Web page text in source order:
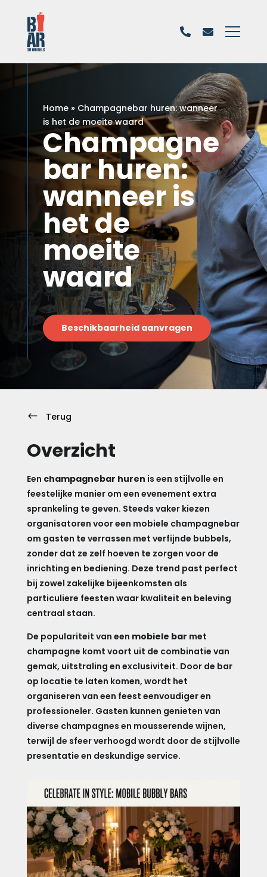
Home» Champagnebar huren: wanneer
is het de moeite waard
Champagne
bar huren:
wanneer is
het de
moeite
waard
Beschikbaarheid aanvragen
# Terug
Overzicht
Een champagnebar huren is een stijlvolle en
feestelijke manier om een evenement extra
sprankeling te geven. Steeds vaker kiezen
organisatoren voor een mobiele champagnebar
om gasten te verrassen met verfijnde bubbels,
zonder dat ze zelf hoeven te zorgen voor de
inrichting en bediening. Deze trend past perfect
bij zowel zakelijke bijeenkomsten als
particuliere feesten waar kwaliteit en beleving
centraal staan.
De populariteit van een mobiele bar met
champagne komt voort uit de combinatie van
gemak, uitstraling en exclusiviteit. Door de bar
op locatie te laten komen, wordt het
organiseren van een feest eenvoudiger en
professioneler. Gasten kunnen genieten van
diverse champagnes en mousserende wijnen,
terwijl de sfeer verhoogd wordt door de stijlvolle
presentatie en deskundige service.